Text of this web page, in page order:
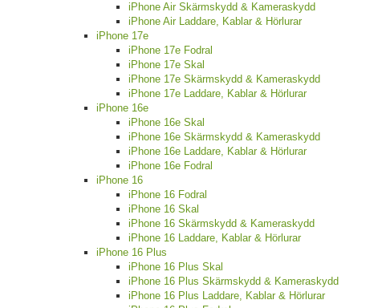
iPhone Air Skärmskydd & Kameraskydd
iPhone Air Laddare, Kablar & Hörlurar
iPhone 17e
iPhone 17e Fodral
iPhone 17e Skal
iPhone 17e Skärmskydd & Kameraskydd
iPhone 17e Laddare, Kablar & Hörlurar
iPhone 16e
iPhone 16e Skal
iPhone 16e Skärmskydd & Kameraskydd
iPhone 16e Laddare, Kablar & Hörlurar
iPhone 16e Fodral
iPhone 16
iPhone 16 Fodral
iPhone 16 Skal
iPhone 16 Skärmskydd & Kameraskydd
iPhone 16 Laddare, Kablar & Hörlurar
iPhone 16 Plus
iPhone 16 Plus Skal
iPhone 16 Plus Skärmskydd & Kameraskydd
iPhone 16 Plus Laddare, Kablar & Hörlurar